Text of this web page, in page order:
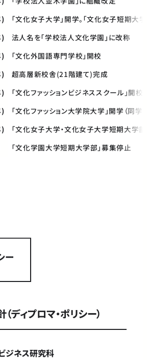
「文化女子大学」開学。「文化女子短期大
法人名を「学校法人文化学園」に改称
「文化外国語専門学校」開校
超高層新校舎(21階建て)完成
「文化ファッションビジネススクール」開校
「文化ファッション大学院大学」開学（同
「文化女子大学・文化女子大学短期大学
「文化学園大学短期大学部」募集停止
ー
ディプロマ・ポリシー）
ジネス研究科